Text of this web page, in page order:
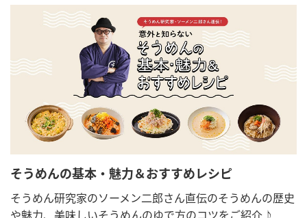
そうめんの基本・魅力＆おすすめレシピ
そうめん研究家のソーメン二郎さん直伝のそうめんの歴史
や魅力、美味しいそうめんのゆで方のコツをご紹介♪